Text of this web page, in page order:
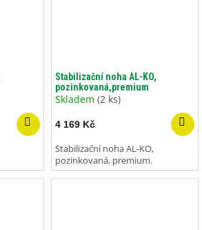
Stabilizační noha AL-KO,
pozinkovaná,premium
Skladem (2 ks)
4 169 Kč
Stabilizační noha AL-KO,
pozinkovaná, premium.